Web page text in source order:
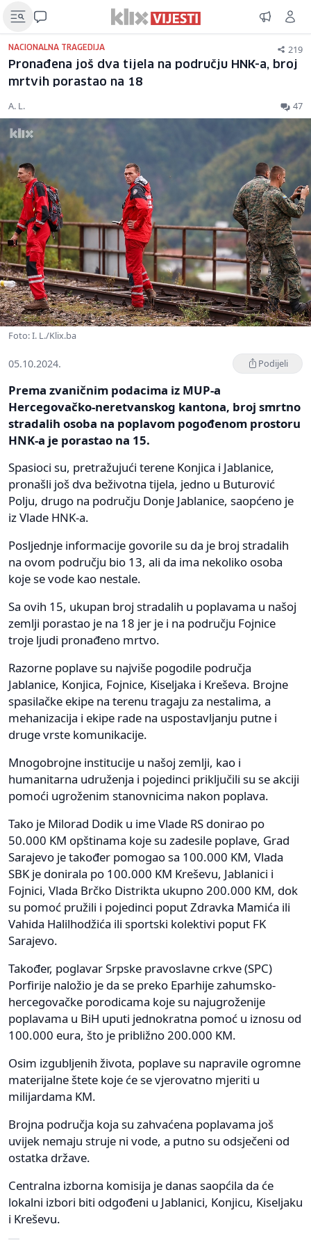
NACIONALNA TRAGEDIJA 219
Pronađena još dva tijela na području HNK-a, broj
mrtvih porastao na 18
A. L. 47
Foto: I. L./Klix.ba
05.10.2024. Podijeli
Prema zvaničnim podacima iz MUP-a
Hercegovačko-neretvanskog kantona, broj smrtno
stradalih osoba na poplavom pogođenom prostoru
HNK-a je porastao na 15.
Spasioci su, pretražujući terene Konjica i Jablanice,
pronašli još dva beživotna tijela, jedno u Buturović
Polju, drugo na području Donje Jablanice, saopćeno je
iz Vlade HNK-a.
Posljednje informacije govorile su da je broj stradalih
na ovom području bio 13, ali da ima nekoliko osoba
koje se vode kao nestale.
Sa ovih 15, ukupan broj stradalih u poplavama u našoj
zemlji porastao je na 18 jer je i na području Fojnice
troje ljudi pronađeno mrtvo.
Razorne poplave su najviše pogodile područja
Jablanice, Konjica, Fojnice, Kiseljaka i Kreševa. Brojne
spasilačke ekipe na terenu tragaju za nestalima, a
mehanizacija i ekipe rade na uspostavljanju putne i
druge vrste komunikacije.
Mnogobrojne institucije u našoj zemlji, kao i
humanitarna udruženja i pojedinci priključili su se akciji
pomoći ugroženim stanovnicima nakon poplava.
Tako je Milorad Dodik u ime Vlade RS donirao po
50.000 KM opštinama koje su zadesile poplave, Grad
Sarajevo je također pomogao sa 100.000 KM, Vlada
SBK je donirala po 100.000 KM Kreševu, Jablanici i
Fojnici, Vlada Brčko Distrikta ukupno 200.000 KM, dok
su pomoć pružili i pojedinci poput Zdravka Mamića ili
Vahida Halilhodžića ili sportski kolektivi poput FK
Sarajevo.
Također, poglavar Srpske pravoslavne crkve (SPC)
Porfirije naložio je da se preko Eparhije zahumsko-
hercegovačke porodicama koje su najugroženije
poplavama u BiH uputi jednokratna pomoć u iznosu od
100.000 eura, što je približno 200.000 KM.
Osim izgubljenih života, poplave su napravile ogromne
materijalne štete koje će se vjerovatno mjeriti u
milijardama KM.
Brojna područja koja su zahvaćena poplavama još
uvijek nemaju struje ni vode, a putno su odsječeni od
ostatka države.
Centralna izborna komisija je danas saopćila da će
lokalni izbori biti odgođeni u Jablanici, Konjicu, Kiseljaku
i Kreševu.